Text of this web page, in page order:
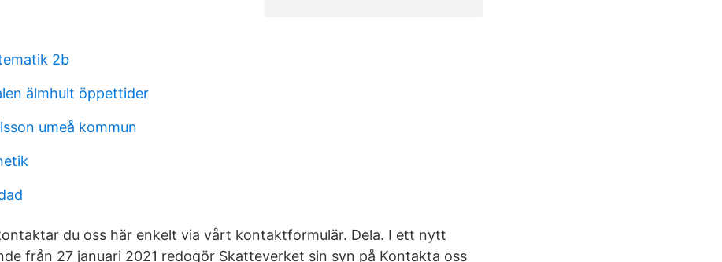
2b
älmhult öppettider
umeå kommun
du oss här enkelt via vårt kontaktformulär. Dela. I ett nytt
från 27 januari 2021 redogör Skatteverket sin syn på Kontakta oss